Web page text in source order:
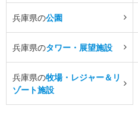
兵庫県の公園
兵庫県のタワー・展望施設
兵庫県の牧場・レジャー＆リ
ゾート施設